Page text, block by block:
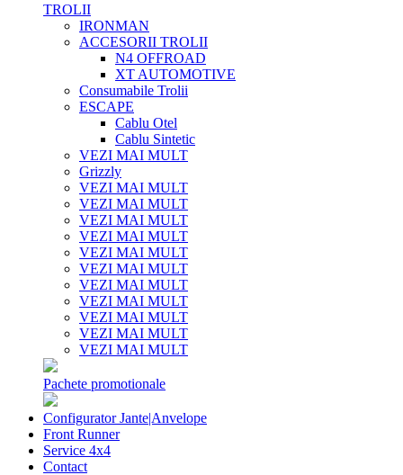
TROLII
IRONMAN
ACCESORII TROLII
N4 OFFROAD
XT AUTOMOTIVE
Consumabile Trolii
ESCAPE
Cablu Otel
Cablu Sintetic
VEZI MAI MULT
Grizzly
VEZI MAI MULT
VEZI MAI MULT
VEZI MAI MULT
VEZI MAI MULT
VEZI MAI MULT
VEZI MAI MULT
VEZI MAI MULT
VEZI MAI MULT
VEZI MAI MULT
VEZI MAI MULT
VEZI MAI MULT
Pachete promotionale
Configurator Jante|Anvelope
Front Runner
Service 4x4
Contact